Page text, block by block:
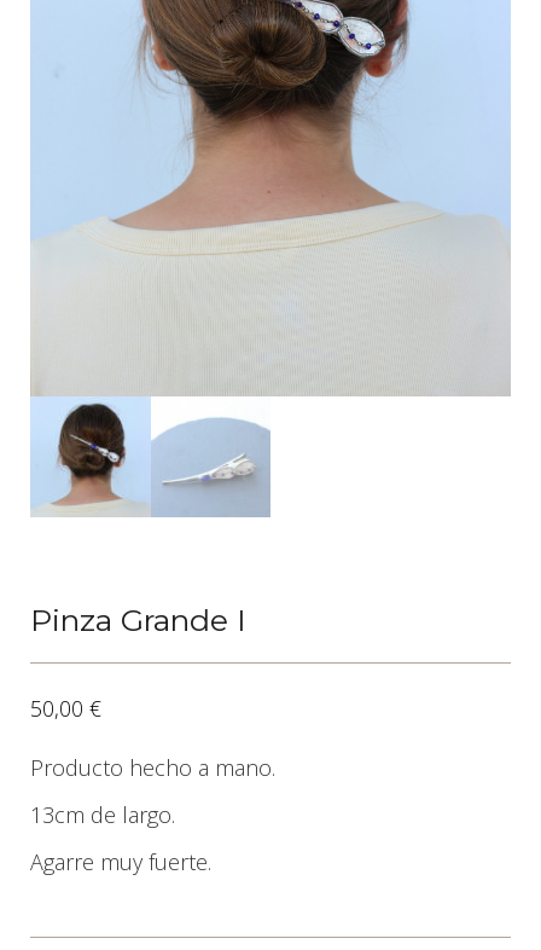
Pinza Grande I
50,00 €
Producto hecho a mano.
13cm de largo.
Agarre muy fuerte.